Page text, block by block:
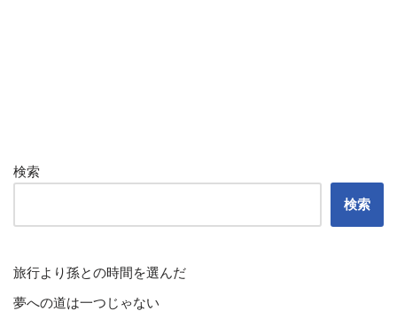
検索
検索
旅行より孫との時間を選んだ
夢への道は一つじゃない